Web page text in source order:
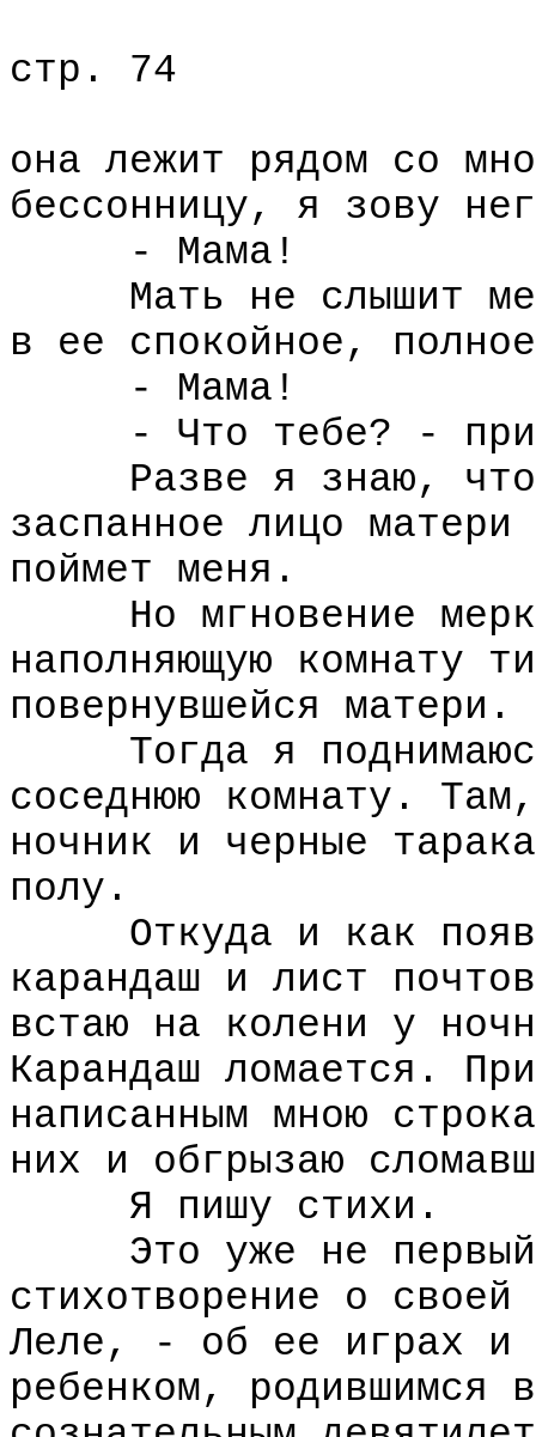
стр. 74
она лежит рядом со
бессонницу, я зову
- Мама!
Мать не слышит
в ее спокойное,
- Мама!
- Что тебе? -
Разве я знаю, что
заспанное лицо
поймет меня.
Но мгновение
наполняющую комнату
повернувшейся матери.
Тогда я
соседнюю комнату.
ночник и черные
полу.
Откуда и как
карандаш и лист
встаю на колени у
Карандаш ломается.
написанным мною
них и обгрызаю
Я пишу стихи.
Это уже не первый
стихотворение о своей
Леле, - об ее играх и
ребенком, родившимся